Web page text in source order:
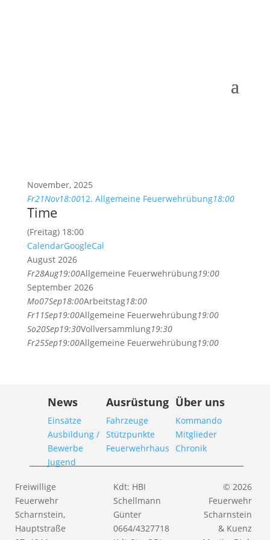
November, 2025
Fr21Nov18:0012. Allgemeine Feuerwehrübung18:00
Time
(Freitag) 18:00
CalendarGoogleCal
August 2026
Fr28Aug19:00Allgemeine Feuerwehrübung19:00
September 2026
Mo07Sep18:00Arbeitstag18:00
Fr11Sep19:00Allgemeine Feuerwehrübung19:00
So20Sep19:30Vollversammlung19:30
Fr25Sep19:00Allgemeine Feuerwehrübung19:00
News
Einsätze
Ausbildung /
Bewerbe
Jugend
Ausrüstung
Fahrzeuge
Stützpunkte
Feuerwehrhaus
Über uns
Kommando
Mitglieder
Chronik
Freiwillige
Feuerwehr
Scharnstein,
Hauptstraße
Kdt: HBI
Schellmann
Günter
0664/4327718
© 2026
Feuerwehr
Scharnstein
& Kuenz